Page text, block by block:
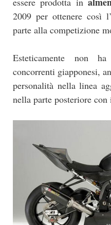
2009 per ottenere così
parte alla competizione
Esteticamente non
concorrenti giapponesi,
personalità nella linea
nella parte posteriore